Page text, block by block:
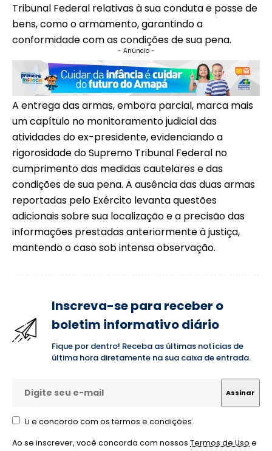
Tribunal Federal relativas à sua conduta e posse de
bens, como o armamento, garantindo a
conformidade com as condições de sua pena.
- Anúncio -
A entrega das armas, embora parcial, marca mais
um capítulo no monitoramento judicial das
atividades do ex-presidente, evidenciando a
rigorosidade do Supremo Tribunal Federal no
cumprimento das medidas cautelares e das
condições de sua pena. A ausência das duas armas
reportadas pelo Exército levanta questões
adicionais sobre sua localização e a precisão das
informações prestadas anteriormente à justiça,
mantendo o caso sob intensa observação.
Inscreva-se para receber o
boletim informativo diário
Fique por dentro! Receba as últimas notícias de
última hora diretamente na sua caixa de entrada.
Li e concordo com os termos e condições
Ao se inscrever, você concorda com nossos Termos de Uso e